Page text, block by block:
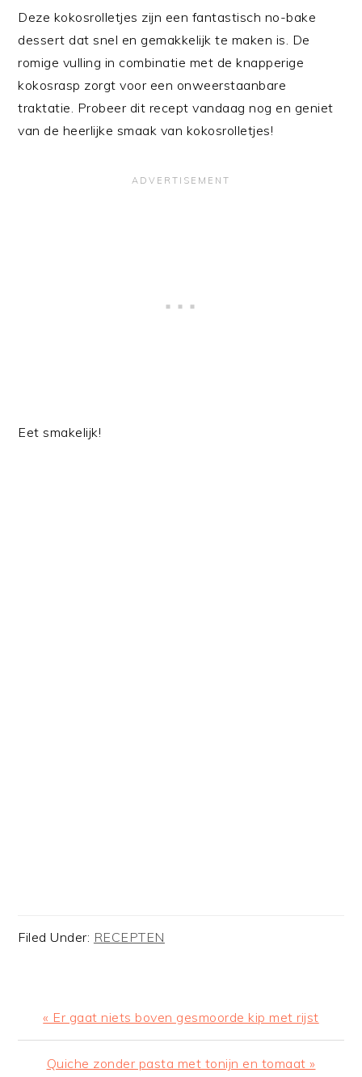
Deze kokosrolletjes zijn een fantastisch no-bake
dessert dat snel en gemakkelijk te maken is. De
romige vulling in combinatie met de knapperige
kokosrasp zorgt voor een onweerstaanbare
traktatie. Probeer dit recept vandaag nog en geniet
van de heerlijke smaak van kokosrolletjes!
Eet smakelijk!
Filed Under: RECEPTEN
Previous
Post:
« Er gaat niets boven gesmoorde kip met rijst
Next
Quiche zonder pasta met tonijn en tomaat »